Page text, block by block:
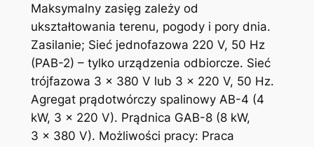
Maksymalny zasięg zależy od
ukształtowania terenu, pogody i pory dnia.
Zasilanie; Sieć jednofazowa 220 V, 50 Hz
(PAB-2) – tylko urządzenia odbiorcze. Sieć
trójfazowa 3 × 380 V lub 3 × 220 V, 50 Hz.
Agregat prądotwórczy spalinowy AB-4 (4
kW, 3 × 220 V). Prądnica GAB-8 (8 kW,
3 × 380 V). Możliwości pracy: Praca